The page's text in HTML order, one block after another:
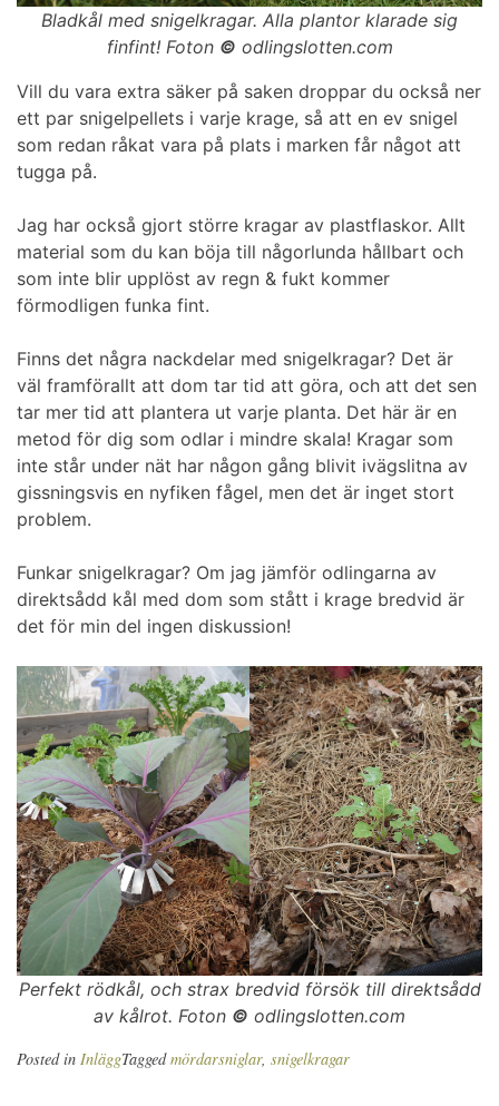
Bladkål med snigelkragar. Alla plantor klarade sig
finfint! Foton © odlingslotten.com
Vill du vara extra säker på saken droppar du också ner
ett par snigelpellets i varje krage, så att en ev snigel
som redan råkat vara på plats i marken får något att
tugga på.
Jag har också gjort större kragar av plastflaskor. Allt
material som du kan böja till någorlunda hållbart och
som inte blir upplöst av regn & fukt kommer
förmodligen funka fint.
Finns det några nackdelar med snigelkragar? Det är
väl framförallt att dom tar tid att göra, och att det sen
tar mer tid att plantera ut varje planta. Det här är en
metod för dig som odlar i mindre skala! Kragar som
inte står under nät har någon gång blivit ivägslitna av
gissningsvis en nyfiken fågel, men det är inget stort
problem.
Funkar snigelkragar? Om jag jämför odlingarna av
direktsådd kål med dom som stått i krage bredvid är
det för min del ingen diskussion!
Perfekt rödkål, och strax bredvid försök till direktsådd
av kålrot. Foton © odlingslotten.com
Posted in InläggTaggedmördarsniglar, snigelkragar